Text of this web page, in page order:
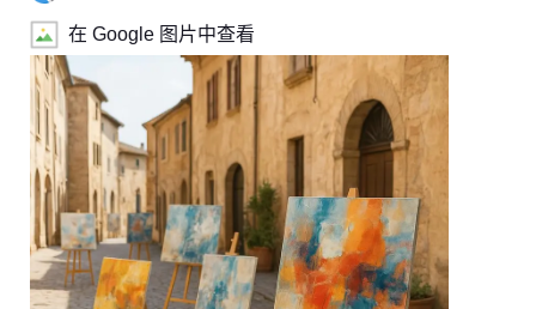
在 Google 图片中查看